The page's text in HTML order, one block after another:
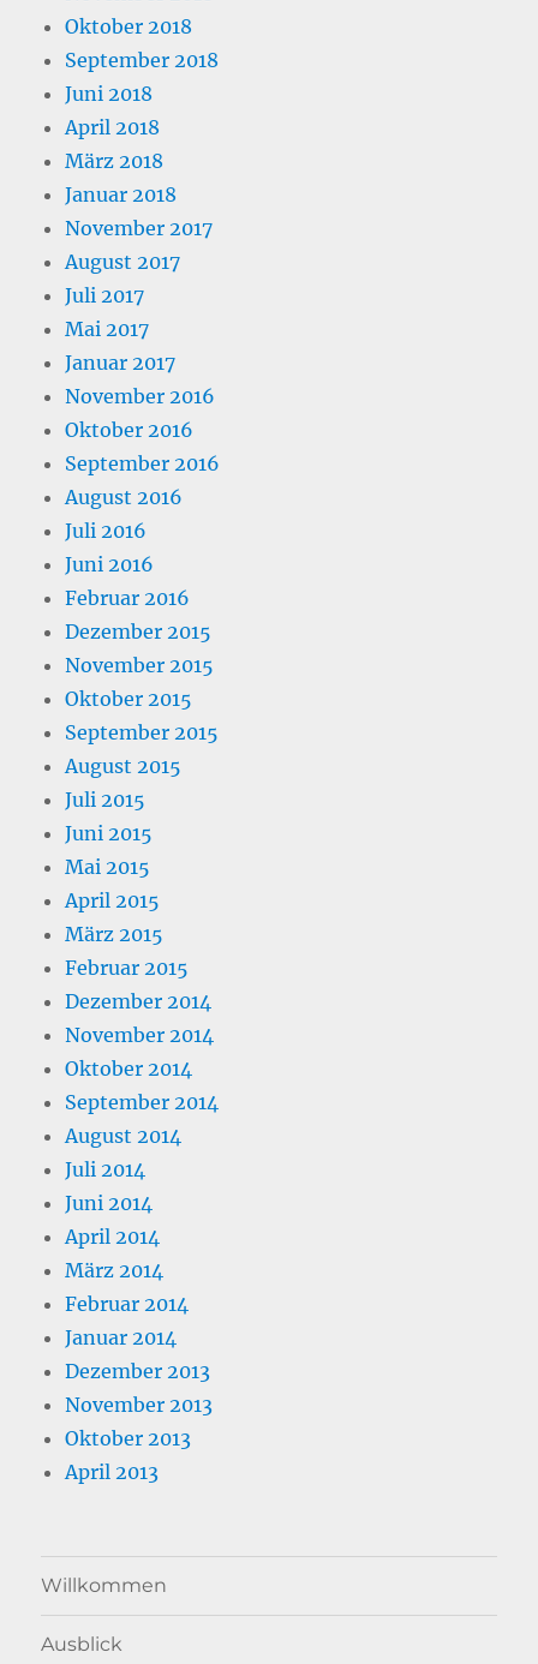
Oktober 2018
September 2018
Juni 2018
April 2018
März 2018
Januar 2018
November 2017
August 2017
Juli 2017
Mai 2017
Januar 2017
November 2016
Oktober 2016
September 2016
August 2016
Juli 2016
Juni 2016
Februar 2016
Dezember 2015
November 2015
Oktober 2015
September 2015
August 2015
Juli 2015
Juni 2015
Mai 2015
April 2015
März 2015
Februar 2015
Dezember 2014
November 2014
Oktober 2014
September 2014
August 2014
Juli 2014
Juni 2014
April 2014
März 2014
Februar 2014
Januar 2014
Dezember 2013
November 2013
Oktober 2013
April 2013
Willkommen
Ausblick